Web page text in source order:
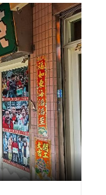
的殊榮，
的製茶技
秘訣，就
合，觀察氣
技術，這每
茶師傅的專
茶行銷各
是清香冷
甚至還有
感受臺灣特
尋訪，一同